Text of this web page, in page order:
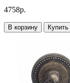
4758р.
В корзину